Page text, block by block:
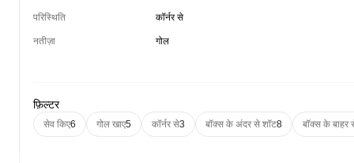
परिस्थिति कॉर्नर से
नतीज़ा गोल
फ़िल्टर
सेव किए6 गोल खाए5 कॉर्नर से3 बॉक्स के अंदर से शॉट8 बॉक्स के बाहर